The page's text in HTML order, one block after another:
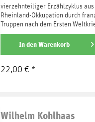
vierzehnteiliger Erzählzyklus aus
Rheinland-Okkupation durch
Truppen nach dem Ersten
Stil: magischer...
weiterlesen
In denWarenkorb
22,00 € *
Wilhelm Kohlhaas